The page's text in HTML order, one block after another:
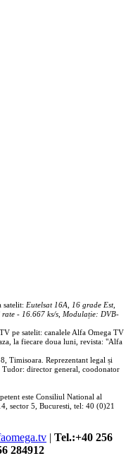
satelit: Eutelsat 16A, 16 grade Est,
rate - 16.667 ks/s, Modulație: DVB-
pe satelit: canalele Alfa Omega TV
la fiecare doua luni, revista: "Alfa
Timisoara. Reprezentant legal și
Tudor: director general, coodonator
este Consiliul National al
sector 5, Bucuresti, tel: 40 (0)21
| Tel.:+40 256
284912